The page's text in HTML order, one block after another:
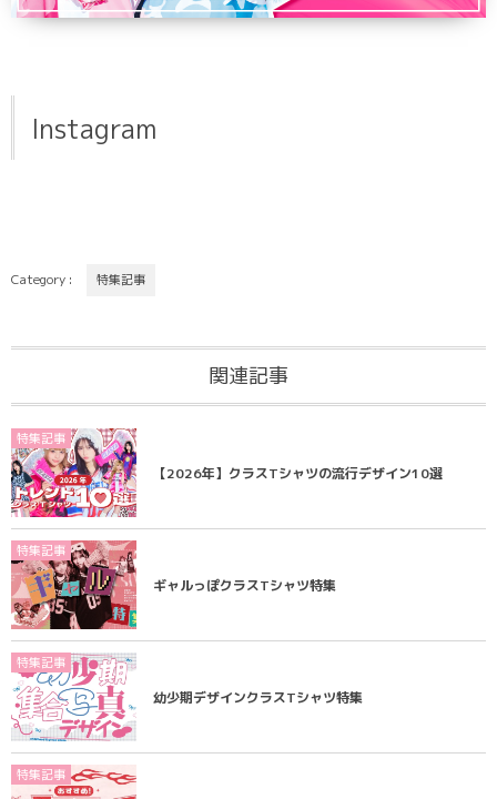
Instagram
Category : 特集記事
関連記事
特集記事
【2026年】クラスTシャツの流行デザイン10選
特集記事
ギャルっぽクラスTシャツ特集
特集記事
幼少期デザインクラスTシャツ特集
特集記事